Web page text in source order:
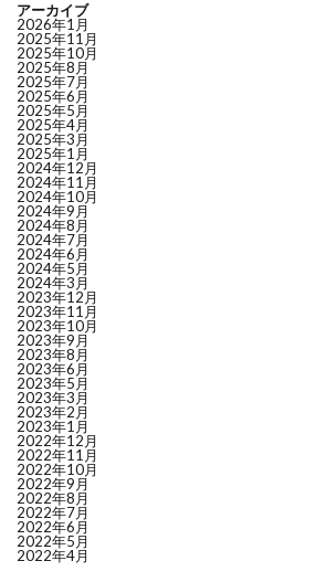
アーカイブ
2026年1月
2025年11月
2025年10月
2025年8月
2025年7月
2025年6月
2025年5月
2025年4月
2025年3月
2025年1月
2024年12月
2024年11月
2024年10月
2024年9月
2024年8月
2024年7月
2024年6月
2024年5月
2024年3月
2023年12月
2023年11月
2023年10月
2023年9月
2023年8月
2023年6月
2023年5月
2023年3月
2023年2月
2023年1月
2022年12月
2022年11月
2022年10月
2022年9月
2022年8月
2022年7月
2022年6月
2022年5月
2022年4月